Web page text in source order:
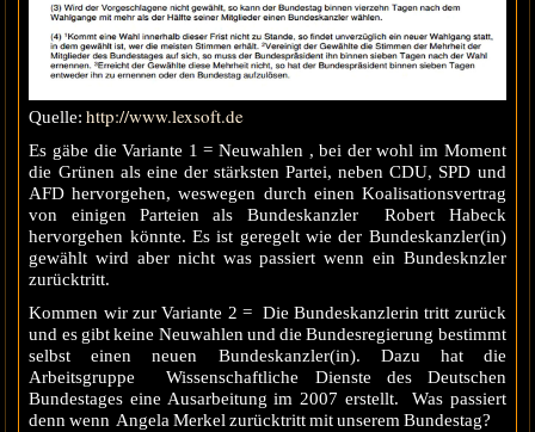
Quelle:http://www.lexsoft.de
Es gäbe die Variante 1 = Neuwahlen , bei der wohl im Moment
die Grünen als eine der stärksten Partei, neben CDU, SPD und
AFD hervorgehen, weswegen durch einen Koalisationsvertrag
von einigen Parteien als Bundeskanzler Robert Habeck
hervorgehen könnte. Es ist geregelt wie der Bundeskanzler(in)
gewählt wird aber nicht was passiert wenn ein Bundesknzler
zurücktritt.
Kommen wir zur Variante 2 = Die Bundeskanzlerin tritt zurück
und es gibt keine Neuwahlen und die Bundesregierung bestimmt
selbst einen neuen Bundeskanzler(in). Dazu hat die
Arbeitsgruppe Wissenschaftliche Dienste des Deutschen
Bundestages eine Ausarbeitung im 2007 erstellt. Was passiert
denn wenn Angela Merkel zurücktritt mit unserem Bundestag?